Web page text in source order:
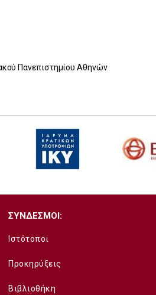
Πανεπιστημίου Αθηνών
ΣΥΝΔΕΣΜΟΙ:
Ιστότοποι
Προκηρύξεις
Βιβλιοθήκη